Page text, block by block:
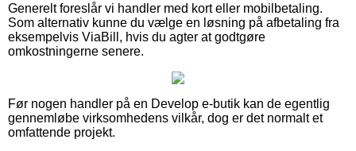
Generelt foreslår vi handler med kort eller mobilbetaling.
Som alternativ kunne du vælge en løsning på afbetaling fra
eksempelvis ViaBill, hvis du agter at godtgøre
omkostningerne senere.
Før nogen handler på en Develop e-butik kan de egentlig
gennemløbe virksomhedens vilkår, dog er det normalt et
omfattende projekt.